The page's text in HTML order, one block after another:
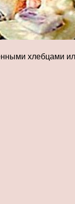
хлебцами